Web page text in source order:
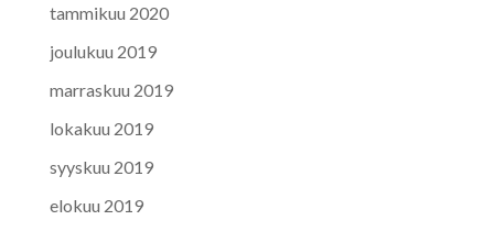
tammikuu 2020
joulukuu 2019
marraskuu 2019
lokakuu 2019
syyskuu 2019
elokuu 2019